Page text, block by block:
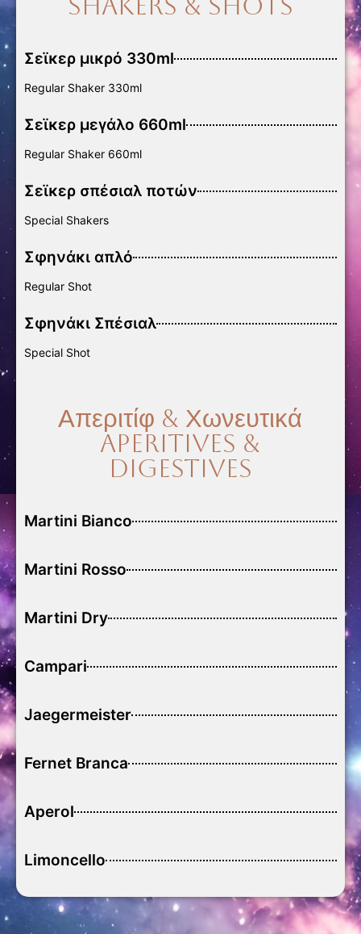
Σεϊκερ μικρό 330ml
Regular Shaker 330ml
Σεϊκερ μεγάλο 660ml
Regular Shaker 660ml
Σεϊκερ σπέσιαλ ποτών
Special Shakers
Σφηνάκι απλό
Regular Shot
Σφηνάκι Σπέσιαλ
Special Shot
Απεριτίφ & Χωνευτικά
Aperitives &
Digestives
Martini Bianco
Martini Rosso
Martini Dry
Campari
Jaegermeister
Fernet Branca
Aperol
Limoncello